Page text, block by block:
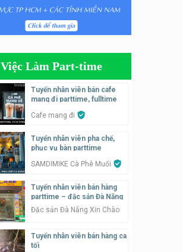
Tuyển nhân viên phụ quán ăn
– hỗ trợ ăn ở
parttime
GÀ GÔ FASTFOOD
parttime
Tuyển nhân viên pha chế
tiệm trà sữa
TRÀ SỮA THÁI LAN
Tuyển nhân viên tư vấn bán
hàng tiệm bánh ngọt
Việc Làm Part-time
Tuyển nhân viên bán cafe
mang đi parttime, fulltime
Cafe mang đi
Tuyển nhân viên pha chế,
phục vụ bàn parttime
SAMDIMIKE Cà Phê Muối
Tuyển nhân viên bán hàng
parttime – đặc sản Đà Nẵng
Đặc sản Đà Nẵng Xin Chào
Tuyển nhân viên bán hàng ca
tối